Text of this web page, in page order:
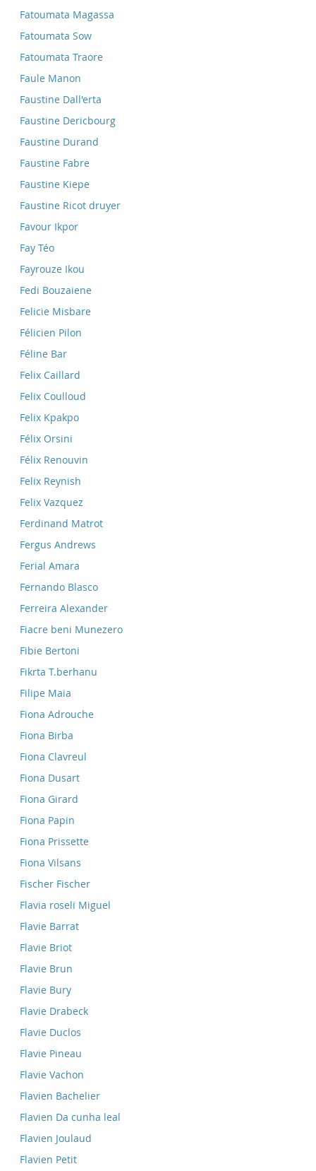
Fatoumata Magassa
Fatoumata Sow
Fatoumata Traore
Faule Manon
Faustine Dall'erta
Faustine Dericbourg
Faustine Durand
Faustine Fabre
Faustine Kiepe
Faustine Ricot druyer
Favour Ikpor
Fay Téo
Fayrouze Ikou
Fedi Bouzaiene
Felicie Misbare
Félicien Pilon
Féline Bar
Felix Caillard
Felix Coulloud
Felix Kpakpo
Félix Orsini
Félix Renouvin
Felix Reynish
Felix Vazquez
Ferdinand Matrot
Fergus Andrews
Ferial Amara
Fernando Blasco
Ferreira Alexander
Fiacre beni Munezero
Fibie Bertoni
Fikrta T.berhanu
Filipe Maia
Fiona Adrouche
Fiona Birba
Fiona Clavreul
Fiona Dusart
Fiona Girard
Fiona Papin
Fiona Prissette
Fiona Vilsans
Fischer Fischer
Flavia roseli Miguel
Flavie Barrat
Flavie Briot
Flavie Brun
Flavie Bury
Flavie Drabeck
Flavie Duclos
Flavie Pineau
Flavie Vachon
Flavien Bachelier
Flavien Da cunha leal
Flavien Joulaud
Flavien Petit